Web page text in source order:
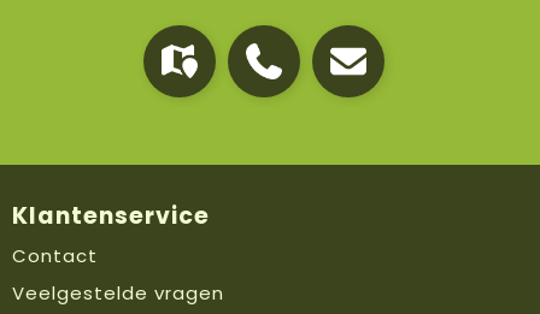
Klantenservice
Contact
Veelgestelde vragen